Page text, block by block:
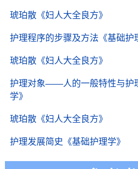
琥珀散 《妇人大全良方》
护理程序的步骤及方法 《基础护
琥珀散 《妇人大全良方》
护理对象――人的一般特性与护
学》
琥珀散 《妇人大全良方》
护理发展简史 《基础护理学》